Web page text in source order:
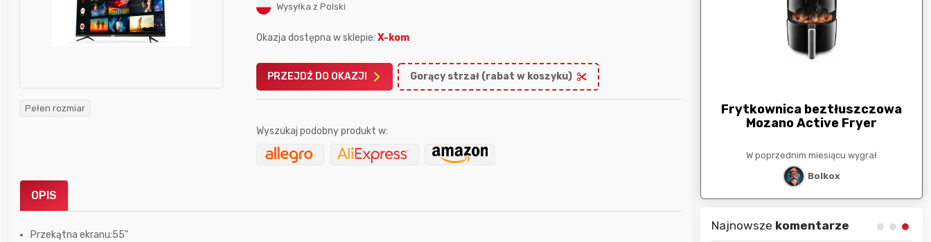
Pełen rozmiar
Wysyłka z Polski
Okazja dostępna w sklepie:X-kom
PRZEJDŹ DO OKAZJI Gorący strzał (rabat w koszyku)
Wyszukaj podobny produkt w:
OPIS
Przekątna ekranu:55"
Gofrownica GÖTZE & JENSEN
Karta podarunkowa
Karta podarunkowa
Frytkownica beztłuszczowa
Mozano Active Fryer
W poprzednim miesiącu wygrał
Bolkox
Najnowsze komentarze